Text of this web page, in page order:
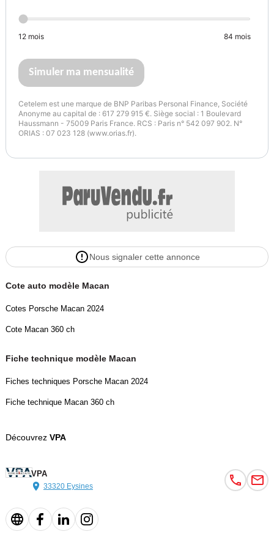
Port USB, Système antipatinage, Fermeture centralisée
Options supplémentaires :
Toit ouvrant panoramique
Porsche Active Suspension Management (PASM) : Suspension
adaptative
Régulateur de vitesse adaptatif
Rétroviseurs intérieur et extérieur anti-éblouissement
Disponibilité et livraison
Frais de livraison :
Parc de stockage : 990 euro
Livraison à domicile en France : 1 200 euro
Livraison express 48h/72h : Sur devis
Frais d'agence : 1990 comprenant :
12 mois 84 mois
Simuler ma mensualité
Cetelem est une marque de BNP Paribas Personal Finance, Société
Anonyme au capital de : 617 279 915 €. Siège social : 1 Boulevard
Haussmann - 75009 Paris France. RCS : Paris n° 542 097 902. N°
ORIAS : 07 023 128 (www.orias.fr).
Nous signaler cette annonce
Cote auto modèle Macan
Cotes Porsche Macan 2024
Cote Macan 360 ch
Fiche technique modèle Macan
Fiches techniques Porsche Macan 2024
Fiche technique Macan 360 ch
Découvrez VPA
VPA
33320 Eysines